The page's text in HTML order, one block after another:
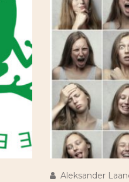
Aleksander